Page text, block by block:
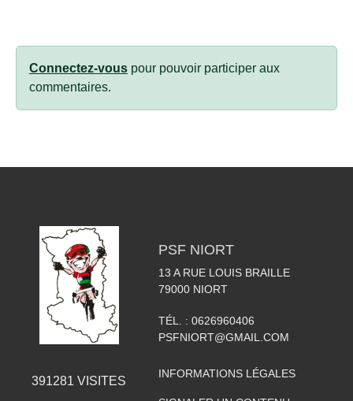
Connectez-vous pour pouvoir participer aux
commentaires.
391281 VISITES
PSF NIORT
13 A RUE LOUIS BRAILLE
79000 NIORT
TÉL. : 0626960406
PSFNIORT@GMAIL.COM
INFORMATIONS LÉGALES